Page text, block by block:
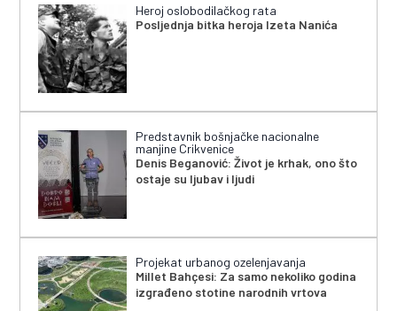
Heroj oslobodilačkog rata
Posljednja bitka heroja Izeta Nanića
Predstavnik bošnjačke nacionalne
manjine Crikvenice
Denis Beganović: Život je krhak, ono što
ostaje su ljubav i ljudi
Projekat urbanog ozelenjavanja
Millet Bahçesi: Za samo nekoliko godina
izgrađeno stotine narodnih vrtova